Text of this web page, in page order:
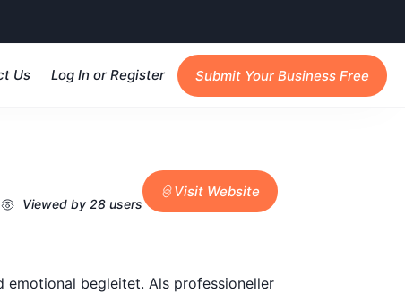
Us Log In or Register Submit Your Business Free
Viewed by 28 users
Visit Website
emotional begleitet. Als professioneller